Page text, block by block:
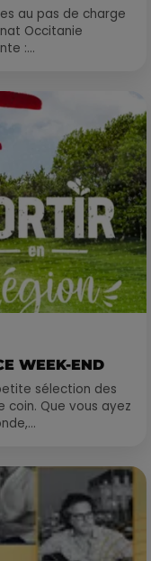
au pas de charge
Occitanie
:...
WEEK-END
sélection des
coin. Que vous ayez